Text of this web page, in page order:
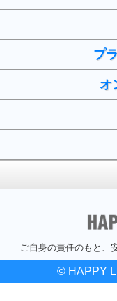
プ
オ
ご自身の責任のもと、
© HAPPY